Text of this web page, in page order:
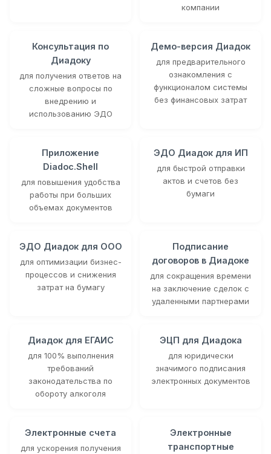
компании
Консультация по
Диадоку
для получения ответов на
сложные вопросы по
внедрению и
использованию ЭДО
Демо-версия Диадок
для предварительного
ознакомления с
функционалом системы
без финансовых затрат
Приложение
Diadoc.Shell
для повышения удобства
работы при больших
объемах документов
ЭДО Диадок для ИП
для быстрой отправки
актов и счетов без
бумаги
ЭДО Диадок для ООО
для оптимизации бизнес-
процессов и снижения
затрат на бумагу
Подписание
договоров в Диадоке
для сокращения времени
на заключение сделок с
удаленными партнерами
Диадок для ЕГАИС
для 100% выполнения
требований
законодательства по
обороту алкоголя
ЭЦП для Диадока
для юридически
значимого подписания
электронных документов
Электронные счета
для ускорения получения
Электронные
транспортные